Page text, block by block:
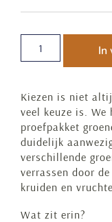
In
Kiezen is niet
veel keuze is.
proefpakket
duidelijk
verschillende
verrassen door
kruiden en
Wat zit erin?